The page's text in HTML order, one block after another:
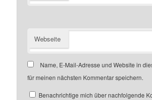
Webseite
Name, E-Mail-Adresse und Website in
für meinen nächsten Kommentar speichern.
Benachrichtige mich über nachfolgende